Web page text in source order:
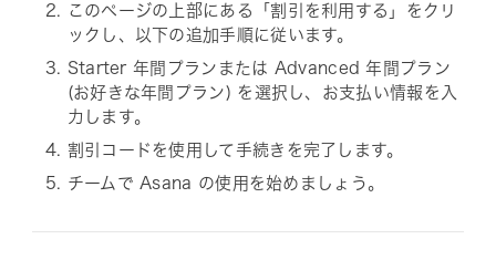
このページの上部にある「割引を利用する」をクリ
ックし、以下の追加手順に従います。
Starter 年間プランまたは Advanced 年間プラン
(お好きな年間プラン) を選択し、お支払い情報を入
力します。
割引コードを使用して手続きを完了します。
チームで Asana の使用を始めましょう。